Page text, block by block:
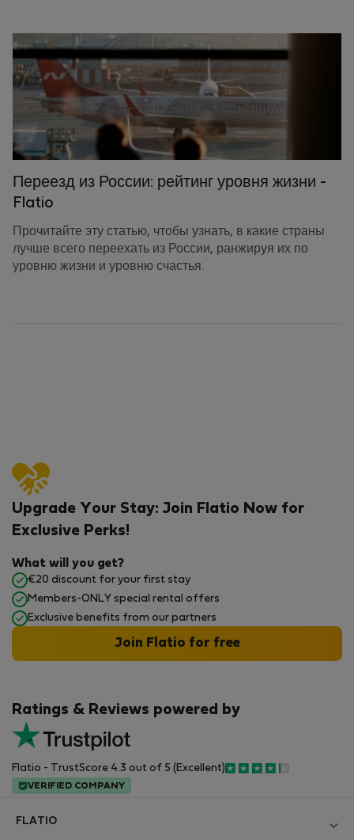
Переезд из России: рейтинг уровня жизни -
Flatio
Прочитайте эту статью, чтобы узнать, в какие страны
лучше всего переехать из России, ранжируя их по
уровню жизни и уровню счастья.
Ratings & Reviews powered by
Flatio - TrustScore 4.3 out of 5 (Excellent)
VERIFIED COMPANY
Upgrade Your Stay: Join Flatio Now for
Exclusive Perks!
What will you get?
€20 discount for your first stay
Members-ONLY special rental offers
Exclusive benefits from our partners
Join Flatio for free
FLATIO